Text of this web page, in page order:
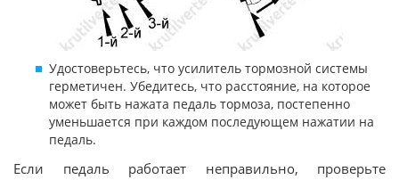
Удостоверьтесь, что усилитель тормозной системы
герметичен. Убедитесь, что расстояние, на которое
может быть нажата педаль тормоза, постепенно
уменьшается при каждом последующем нажатии на
педаль.
Если педаль работает неправильно, проверьте